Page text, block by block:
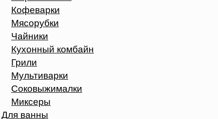
Кофеварки
Мясорубки
Чайники
Кухонный комбайн
Грили
Мультиварки
Соковыжималки
Миксеры
Для ванны